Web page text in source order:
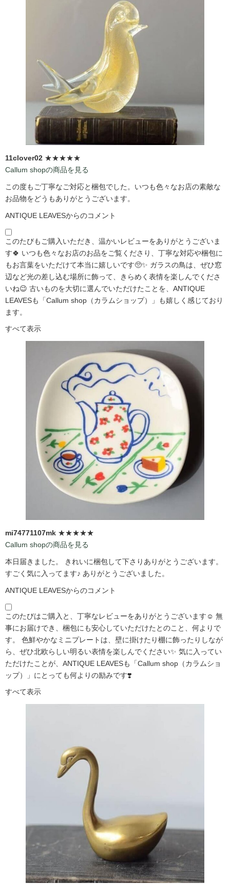
11clover02 ★★★★★
Callum shopの商品を見る
この度もご丁寧なご対応と梱包でした。いつも色々なお店の素敵な
お品物をどうもありがとうございます。
ANTIQUE LEAVESからのコメント
このたびもご購入いただき、温かいレビューをありがとうございま
す🍀 いつも色々なお店のお品をご覧くださり、丁寧な対応や梱包に
もお言葉をいただけて本当に嬉しいです🥺✨ ガラスの鳥は、ぜひ窓
辺など光の差し込む場所に飾って、きらめく表情を楽しんでくださ
いね😉 古いものを大切に選んでいただけたことを、ANTIQUE
LEAVESも「Callum shop（カラムショップ）」も嬉しく感じており
ます。
すべて表示
mi74771107mk ★★★★★
Callum shopの商品を見る
本日届きました。 きれいに梱包して下さりありがとうございます。
すごく気に入ってます♪ ありがとうございました。
ANTIQUE LEAVESからのコメント
このたびはご購入と、丁寧なレビューをありがとうございます☺️ 無
事にお届けでき、梱包にも安心していただけたとのこと、何よりで
す。 色鮮やかなミニプレートは、壁に掛けたり棚に飾ったりしなが
ら、ぜひ北欧らしい明るい表情を楽しんでください✨ 気に入ってい
ただけたことが、ANTIQUE LEAVESも「Callum shop（カラムショ
ップ）」にとっても何よりの励みです❣️
すべて表示